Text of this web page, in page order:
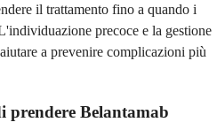
il trattamento fino a quando i
precoce e la gestione
a prevenire complicazioni più
prendere Belantamab